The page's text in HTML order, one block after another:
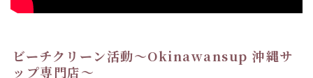
ビーチクリーン活動〜Okinawansup 沖縄サ
ップ専門店〜